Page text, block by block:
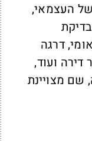
העצמאי,
דרגה
ועוד,
מצויינת